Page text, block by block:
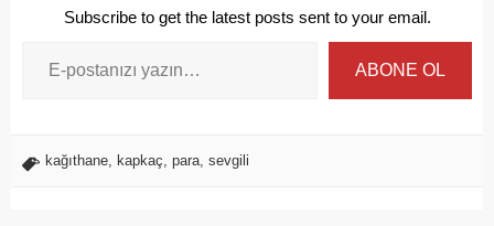
Subscribe to get the latest posts sent to your email.
ABONE OL
kağıthane kapkaç para sevgili